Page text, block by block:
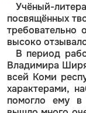
Учёный-
посвящённых
требовательно
высоко
В период
Владимира
всей Коми
характерами,
помогло ему в